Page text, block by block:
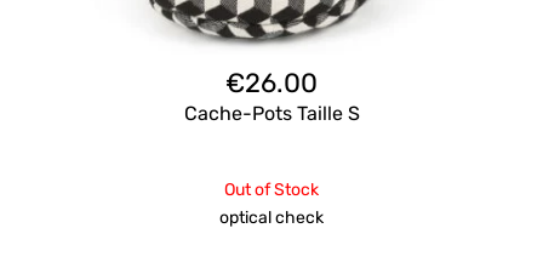
€26.00
Cache-Pots Taille S
Out of Stock
optical check